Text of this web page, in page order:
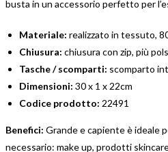
busta in un accessorio perfetto per
Materiale: realizzato in tessuto,
Chiusura: chiusura con zip, più
Tasche / scomparti: scomparto
Dimensioni: 30 x 1 x 22cm
Codice prodotto: 22491
Benefici: Grande e capiente è ideale
necessario: make up, prodotti